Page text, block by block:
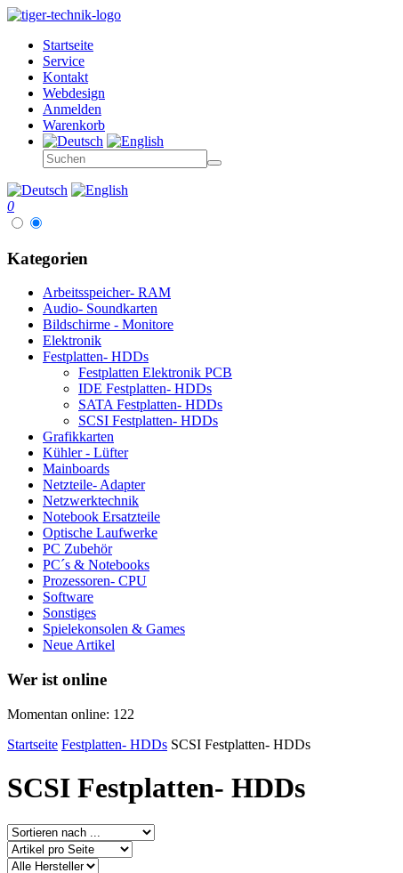
Startseite
Service
Kontakt
Webdesign
Anmelden
Warenkorb
0
Kategorien
Arbeitsspeicher- RAM
Audio- Soundkarten
Bildschirme - Monitore
Elektronik
Festplatten- HDDs
Festplatten Elektronik PCB
IDE Festplatten- HDDs
SATA Festplatten- HDDs
SCSI Festplatten- HDDs
Grafikkarten
Kühler - Lüfter
Mainboards
Netzteile- Adapter
Netzwerktechnik
Notebook Ersatzteile
Optische Laufwerke
PC Zubehör
PC´s & Notebooks
Prozessoren- CPU
Software
Sonstiges
Spielekonsolen & Games
Neue Artikel
Wer ist online
Momentan online: 122
Startseite Festplatten- HDDs SCSI Festplatten- HDDs
SCSI Festplatten- HDDs